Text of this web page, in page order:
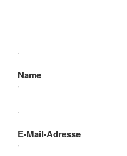
Name
E-Mail-Adresse